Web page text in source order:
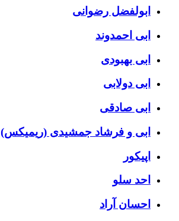
ابولفضل رضوانی
ابی احمدوند
ابی بهبودی
ابی دولابی
ابی صادقی
ابی و فرشاد جمشیدی (ریمیکس)
اپیکور
احد سلو
احسان آراد